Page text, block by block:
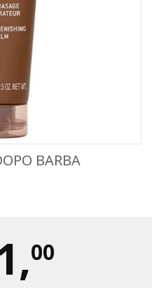
BARBA
00